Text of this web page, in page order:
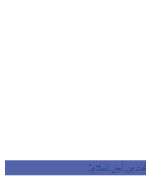
من أجل السلام”